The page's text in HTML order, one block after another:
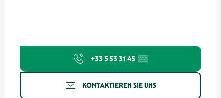
+33 5 53 31 45 ▒▒
KONTAKTIEREN SIE UNS